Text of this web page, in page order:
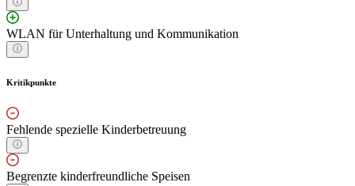
WLAN für Unterhaltung und Kommunikation
Kritikpunkte
Fehlende spezielle Kinderbetreuung
Begrenzte kinderfreundliche Speisen